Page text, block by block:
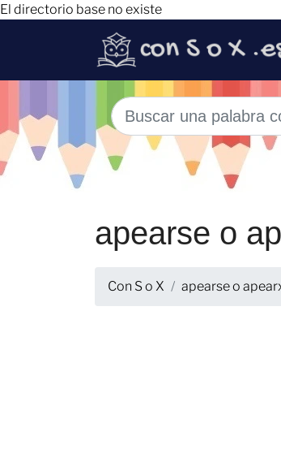
El directorio base no existe
apearse o
Con S o X apearse o